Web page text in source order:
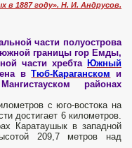
в 1887 году». Н. И. Андрусов.
части полуострова
границы гор Емды,
части хребта Южный
вТюб-Караганском и
районах
с юго-востока на
достигает 6 километров.
Каратаушык в западной
209,7 метров над